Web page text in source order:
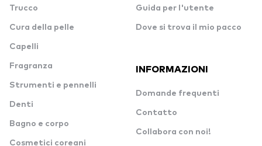
Trucco
Cura della pelle
Capelli
Fragranza
Strumenti e pennelli
Denti
Bagno e corpo
Cosmetici coreani
Guida per l'utente
Dove si trova il mio pacco
INFORMAZIONI
Domande frequenti
Contatto
Collabora con noi!